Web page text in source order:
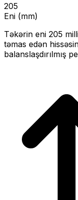
205
Eni (mm)
Təkərin eni 205
təmas edən
balanslaşdırılmış